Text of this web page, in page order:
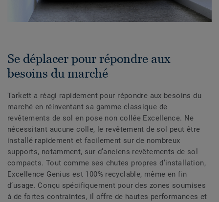
Se déplacer pour répondre aux
besoins du marché
Tarkett a réagi rapidement pour répondre aux besoins du
marché en réinventant sa gamme classique de
revêtements de sol en pose non collée Excellence. Ne
nécessitant aucune colle, le revêtement de sol peut être
installé rapidement et facilement sur de nombreux
supports, notamment, sur d’anciens revêtements de sol
compacts. Tout comme ses chutes propres d’installation,
Excellence Genius est 100% recyclable, même en fin
d’usage. Conçu spécifiquement pour des zones soumises
à de fortes contraintes, il offre de hautes performances et